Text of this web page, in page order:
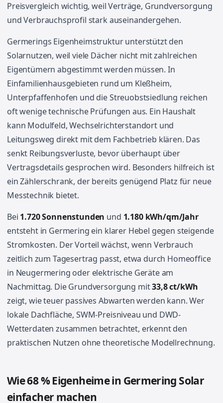
Preisvergleich wichtig, weil Verträge, Grundversorgung
und Verbrauchsprofil stark auseinandergehen.
Germerings Eigenheimstruktur unterstützt den
Solarnutzen, weil viele Dächer nicht mit zahlreichen
Eigentümern abgestimmt werden müssen. In
Einfamilienhausgebieten rund um Kleßheim,
Unterpfaffenhofen und die Streuobstsiedlung reichen
oft wenige technische Prüfungen aus. Ein Haushalt
kann Modulfeld, Wechselrichterstandort und
Leitungsweg direkt mit dem Fachbetrieb klären. Das
senkt Reibungsverluste, bevor überhaupt über
Vertragsdetails gesprochen wird. Besonders hilfreich ist
ein Zählerschrank, der bereits genügend Platz für neue
Messtechnik bietet.
Bei 1.720 Sonnenstunden und 1.180 kWh/qm/Jahr
entsteht in Germering ein klarer Hebel gegen steigende
Stromkosten. Der Vorteil wächst, wenn Verbrauch
zeitlich zum Tagesertrag passt, etwa durch Homeoffice
in Neugermering oder elektrische Geräte am
Nachmittag. Die Grundversorgung mit33,8 ct/kWh
zeigt, wie teuer passives Abwarten werden kann. Wer
lokale Dachfläche, SWM-Preisniveau und DWD-
Wetterdaten zusammen betrachtet, erkennt den
praktischen Nutzen ohne theoretische Modellrechnung.
Wie 68 % Eigenheime in Germering Solar
einfacher machen